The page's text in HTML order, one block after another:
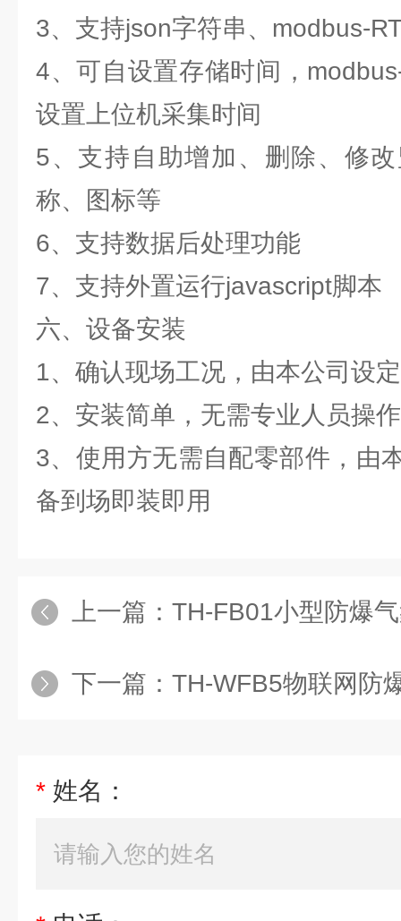
3、支持json字符串、modbus-
4、可自设置存储时间，
设置上位机采集时间
5、支持自助增加、删除、修
称、图标等
6、支持数据后处理功能
7、支持外置运行javascript脚本
六、设备安装
1、确认现场工况，由本公司设
2、安装简单，无需专业人员操
3、使用方无需自配零部件，由
备到场即装即用
上一篇： TH-FB01小型防爆
下一篇： TH-WFB5物联网防
* 姓名：